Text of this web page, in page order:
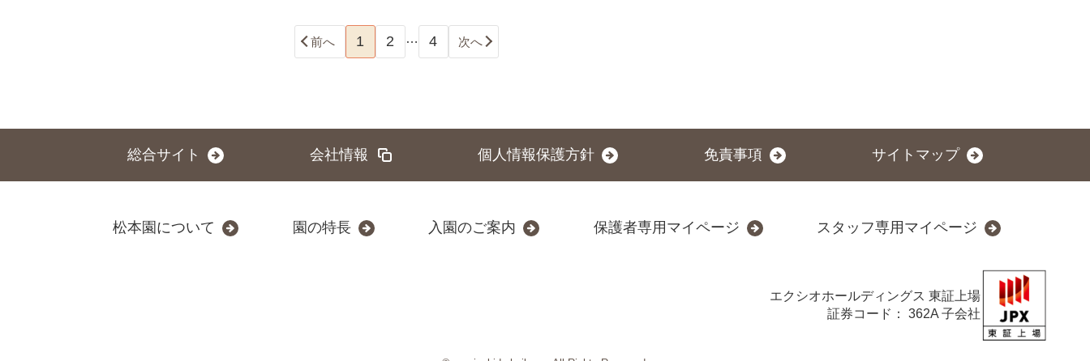
前へ 1 2 … 4 次へ
総合サイト 会社情報 個人情報保護方針 免責事項 サイトマップ
松本園について 園の特長 入園のご案内 保護者専用マイページ スタッフ専用マイページ
エクシオホールディングス 東証上場
証券コード： 362A 子会社